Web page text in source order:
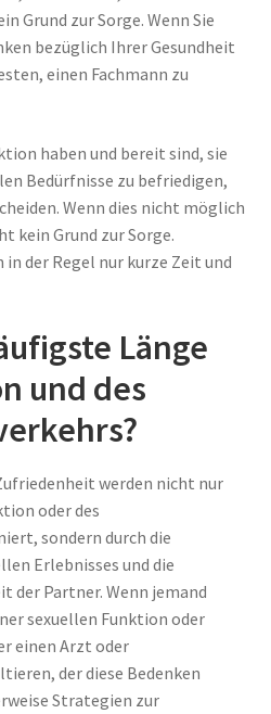
Grund zur Sorge. Wenn Sie
bezüglich Ihrer Gesundheit
einen Fachmann zu
haben und bereit sind, sie
Bedürfnisse zu befriedigen,
Wenn dies nicht möglich
kein Grund zur Sorge.
der Regel nur kurze Zeit und
Länge
und des
werden nicht nur
oder des
sondern durch die
Erlebnisses und die
der Partner. Wenn jemand
sexuellen Funktion oder
einen Arzt oder
der diese Bedenken
Strategien zur